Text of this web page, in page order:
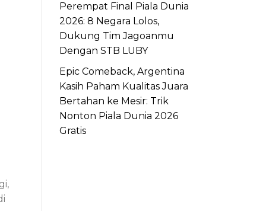
Perempat Final Piala Dunia
2026: 8 Negara Lolos,
Dukung Tim Jagoanmu
Dengan STB LUBY
Epic Comeback, Argentina
Kasih Paham Kualitas Juara
Bertahan ke Mesir: Trik
Nonton Piala Dunia 2026
Gratis